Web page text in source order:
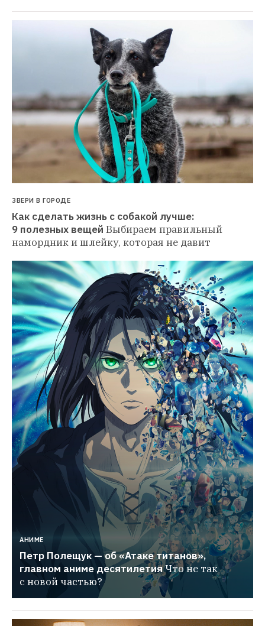
ЗВЕРИ В ГОРОДЕ
Как сделать жизнь с собакой лучше:
9 полезных вещей Выбираем правильный
намордник и шлейку, которая не давит
АНИМЕ
Петр Полещук — об «Атаке титанов»,
главном аниме десятилетияЧто не так
с новой частью?